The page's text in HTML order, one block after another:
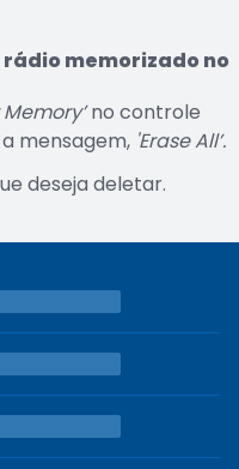
memorizado no
Memory’no controle
mensagem, 'Erase All’.
deseja deletar.